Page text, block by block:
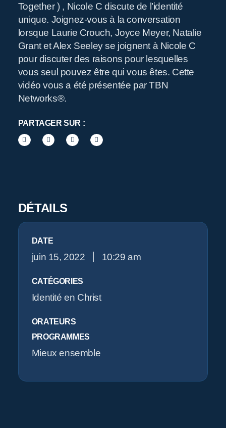
Together ) , Nicole C discute de l’identité
unique. Joignez-vous à la conversation
lorsque Laurie Crouch, Joyce Meyer, Natalie
Grant et Alex Seeley se joignent à Nicole C
pour discuter des raisons pour lesquelles
vous seul pouvez être qui vous êtes. Cette
vidéo vous a été présentée par TBN
Networks®.
PARTAGER SUR :
DÉTAILS
DATE
juin 15, 2022 10:29 am
CATÉGORIES
Identité en Christ
ORATEURS
PROGRAMMES
Mieux ensemble